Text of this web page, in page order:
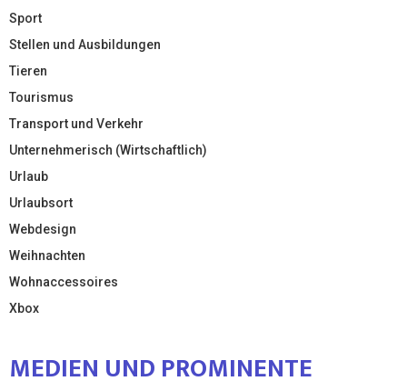
Sport
Stellen und Ausbildungen
Tieren
Tourismus
Transport und Verkehr
Unternehmerisch (Wirtschaftlich)
Urlaub
Urlaubsort
Webdesign
Weihnachten
Wohnaccessoires
Xbox
MEDIEN UND PROMINENTE